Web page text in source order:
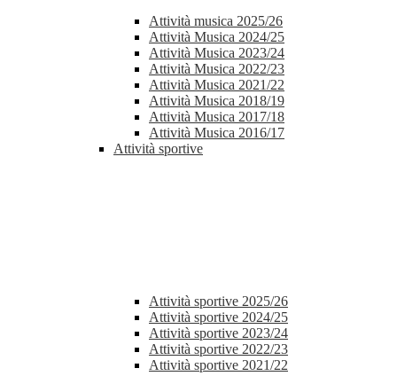
Attività musica 2025/26
Attività Musica 2024/25
Attività Musica 2023/24
Attività Musica 2022/23
Attività Musica 2021/22
Attività Musica 2018/19
Attività Musica 2017/18
Attività Musica 2016/17
Attività sportive
Attività sportive 2025/26
Attività sportive 2024/25
Attività sportive 2023/24
Attività sportive 2022/23
Attività sportive 2021/22